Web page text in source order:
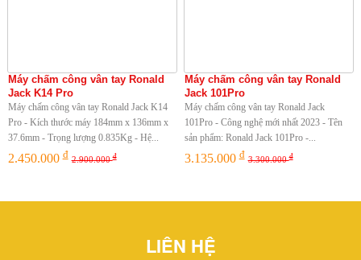
Máy chấm công vân tay Ronald
Jack K14 Pro
Máy chấm công vân tay Ronald Jack K14
Pro - Kích thước máy 184mm x 136mm x
37.6mm - Trọng lượng 0.835Kg - Hệ...
2.450.000đ 2.900.000đ
Máy chấm công vân tay Ronald
Jack 101Pro
Máy chấm công vân tay Ronald Jack
101Pro - Công nghệ mới nhất 2023 - Tên
sản phẩm: Ronald Jack 101Pro -...
3.135.000đ 3.300.000đ
LIÊN HỆ